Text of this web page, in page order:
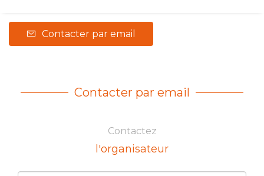
Contacter par email
Contacter par email
Contactez
l'organisateur